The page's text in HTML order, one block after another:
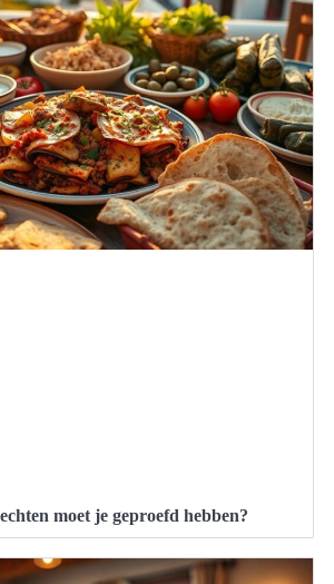
moet je geproefd hebben?